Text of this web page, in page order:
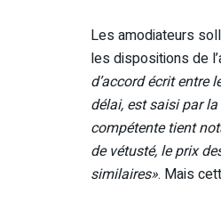
Les amodiateurs
les dispositions de
d’accord écrit
délai, est saisi par
compétente tient
de vétusté, le prix
similaires». Mais